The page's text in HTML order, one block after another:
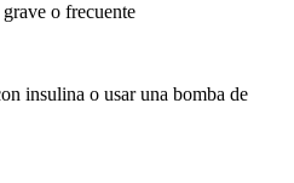
o frecuente
insulina o usar una bomba de